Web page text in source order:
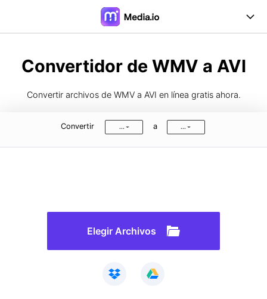
Desktop Herramientas
Formatos de Conversión
Convertidor de WMV a AVI
Convertir archivos de WMV a AVI en línea gratis ahora.
Convertir ... a ...
Elegir Archivos